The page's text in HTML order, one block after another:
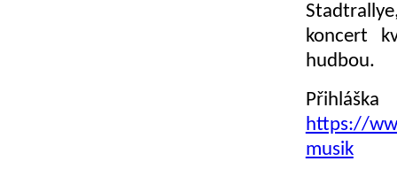
koncert
hudbou.
https://
musik